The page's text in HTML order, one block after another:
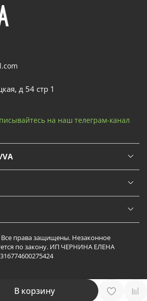
В корзину
д 54 стр 1
на наш телеграм-канал
Все права защищены. Незаконное
по закону. ИП ЧЕРНИНА ЕЛЕНА